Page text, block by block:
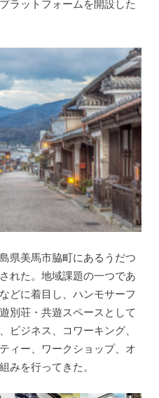
ラットフォームを開設した
県美馬市脇町にあるうだつ
れた。地域課題の一つであ
どに着目し、ハンモサーフ
別荘・共遊スペースとして
ビジネス、コワーキング、
ィー、ワークショップ、オ
みを行ってきた。